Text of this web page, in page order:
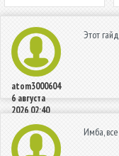
atom3000604
6 августа
2026 02:40
Этот
Имба,